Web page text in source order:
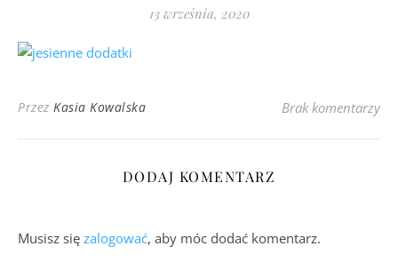
13 września, 2020
Przez Kasia Kowalska Brak komentarzy
DODAJ KOMENTARZ
Musisz się zalogować, aby móc dodać komentarz.